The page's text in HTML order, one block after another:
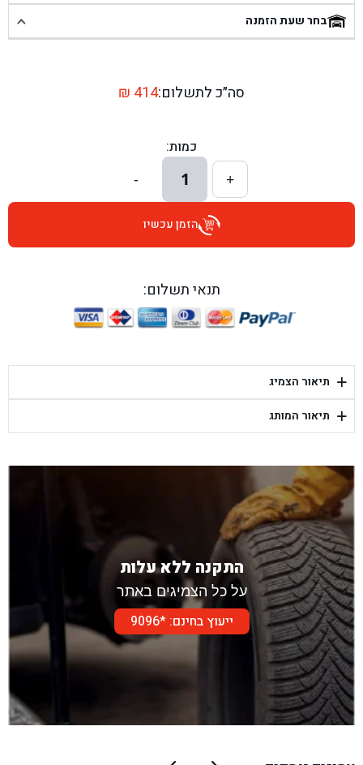
בן גל - שכונת אזור תעשייה זעירה, עיילבון - עיילבון
בן גל - דרך השבעה 20, אזור - אזור
בן גל - הרצל 6, גדרה - גדרה
בן גל - שדרות דוד בן גוריון 8, באר שבע - באר שבע
בן גל - היובלים 26, הוד השרון - הוד השרון
בן גל - יפת 88, תל אביב יפו - תל אביב
בן גל - דור אלון הר טוב - בית שמש
בחר שעת הזמנה
סה״כ לתשלום: ₪ 414
כמות:
+
1
-
הזמן עכשיו
תנאי תשלום:
+ תיאור הצמיג
+ תיאור המותג
התקנה ללא עלות
על כל הצמיגים באתר
ייעוץ בחינם: *9096